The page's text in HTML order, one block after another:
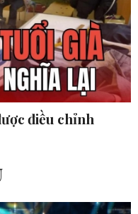
điều chỉnh